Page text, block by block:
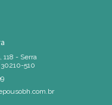
118 - Serra
510